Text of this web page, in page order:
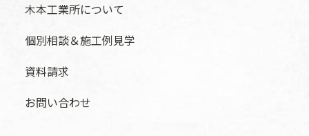
木本工業所について
個別相談＆施工例見学
資料請求
お問い合わせ